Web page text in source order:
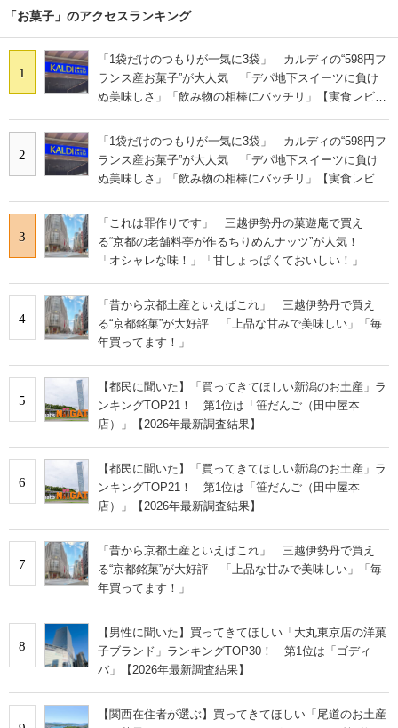
「お菓子」のアクセスランキング
1
「1袋だけのつもりが一気に3袋」 カルディの“598円フ
ランス産お菓子”が大人気 「デパ地下スイーツに負け
ぬ美味しさ」「飲み物の相棒にバッチリ」【実食レビュ
2
「1袋だけのつもりが一気に3袋」 カルディの“598円フ
ランス産お菓子”が大人気 「デパ地下スイーツに負け
ぬ美味しさ」「飲み物の相棒にバッチリ」【実食レビュ
3
「これは罪作りです」 三越伊勢丹の菓遊庵で買え
る“京都の老舗料亭が作るちりめんナッツ”が人気！
「オシャレな味！」「甘しょっぱくておいしい！」
4
「昔から京都土産といえばこれ」 三越伊勢丹で買え
る“京都銘菓”が大好評 「上品な甘みで美味しい」「毎
年買ってます！」
5
【都民に聞いた】「買ってきてほしい新潟のお土産」ラ
ンキングTOP21！ 第1位は「笹だんご（田中屋本
店）」【2026年最新調査結果】
6
【都民に聞いた】「買ってきてほしい新潟のお土産」ラ
ンキングTOP21！ 第1位は「笹だんご（田中屋本
店）」【2026年最新調査結果】
7
「昔から京都土産といえばこれ」 三越伊勢丹で買え
る“京都銘菓”が大好評 「上品な甘みで美味しい」「毎
年買ってます！」
8
【男性に聞いた】買ってきてほしい「大丸東京店の洋菓
子ブランド」ランキングTOP30！ 第1位は「ゴディ
バ」【2026年最新調査結果】
【関西在住者が選ぶ】買ってきてほしい「尾道のお土産